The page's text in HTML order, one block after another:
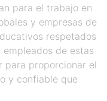
para el trabajo en
y empresas de
respetados
de estas
para proporcionar el
y confiable que